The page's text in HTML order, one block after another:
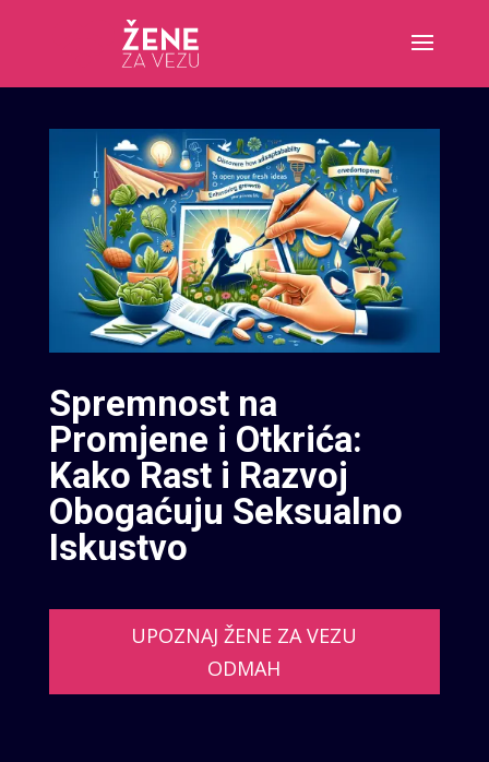
Spremnost na
Promjene i Otkrića:
Kako Rast i Razvoj
Obogaćuju Seksualno
Iskustvo
UPOZNAJ ŽENE ZA VEZU
ODMAH